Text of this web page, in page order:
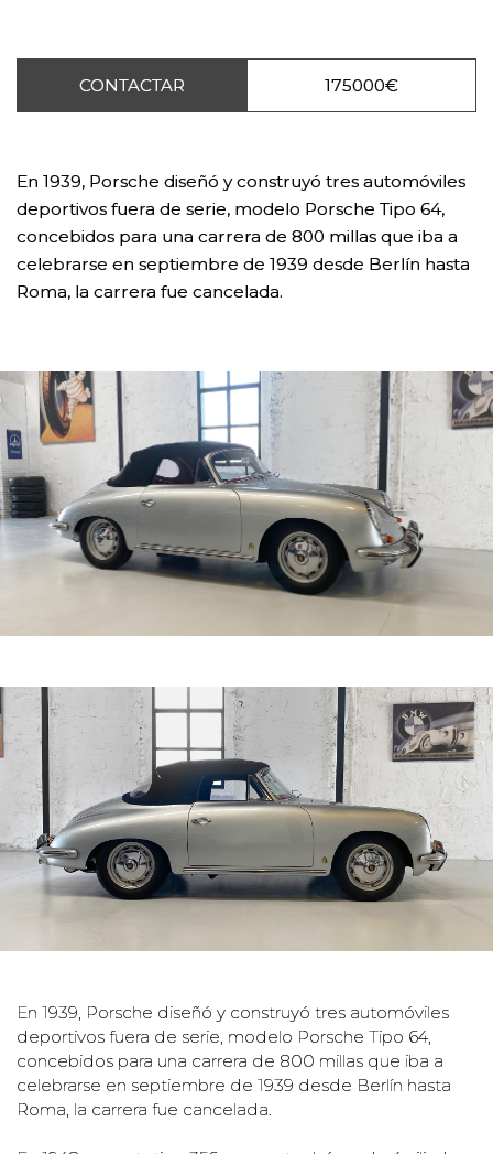
CONTACTAR 175000€
En 1939, Porsche diseñó y construyó tres automóviles
deportivos fuera de serie, modelo Porsche Tipo 64,
concebidos para una carrera de 800 millas que iba a
celebrarse en septiembre de 1939 desde Berlín hasta
Roma, la carrera fue cancelada.
En 1939, Porsche diseñó y construyó tres automóviles
deportivos fuera de serie, modelo Porsche Tipo 64,
concebidos para una carrera de 800 millas que iba a
celebrarse en septiembre de 1939 desde Berlín hasta
Roma, la carrera fue cancelada.